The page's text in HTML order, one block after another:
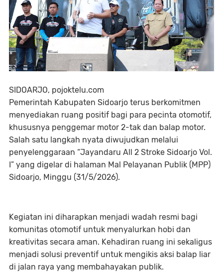
SIDOARJO, pojoktelu.com
Pemerintah Kabupaten Sidoarjo terus berkomitmen
menyediakan ruang positif bagi para pecinta otomotif,
khususnya penggemar motor 2-tak dan balap motor.
Salah satu langkah nyata diwujudkan melalui
penyelenggaraan “Jayandaru All 2 Stroke Sidoarjo Vol.
I” yang digelar di halaman Mal Pelayanan Publik (MPP)
Sidoarjo, Minggu (31/5/2026).
Kegiatan ini diharapkan menjadi wadah resmi bagi
komunitas otomotif untuk menyalurkan hobi dan
kreativitas secara aman. Kehadiran ruang ini sekaligus
menjadi solusi preventif untuk mengikis aksi balap liar
di jalan raya yang membahayakan publik.